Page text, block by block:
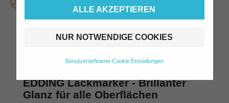
ALLE AKZEPTIEREN
NUR NOTWENDIGE COOKIES
Benutzerdefinierte Cookie Einstellungen
Kompetent und freundlich
EDDING Lackmarker - Brillanter
Glanz für alle Oberflächen